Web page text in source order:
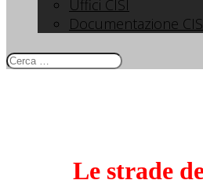
Uffici CISI
Documentazione
Le strade